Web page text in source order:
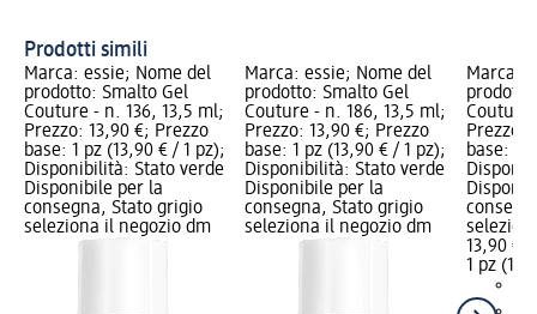
Prodotti simili
Marca: essie; Nome del
prodotto: Smalto Gel
Couture - n. 136, 13,5 ml;
Prezzo: 13,90 €; Prezzo
base: 1 pz (13,90 € / 1 pz);
Disponibilità: Stato verde
Disponibile per la
consegna, Stato grigio
seleziona il negozio dm
Marca: essie; Nome del
prodotto: Smalto Gel
Couture - n. 186, 13,5 ml;
Prezzo: 13,90 €; Prezzo
base: 1 pz (13,90 € / 1 pz);
Disponibilità: Stato verde
Disponibile per la
consegna, Stato grigio
seleziona il negozio dm
Marca:
Couture
Prezzo:
base: 1
13,90 €
1 pz